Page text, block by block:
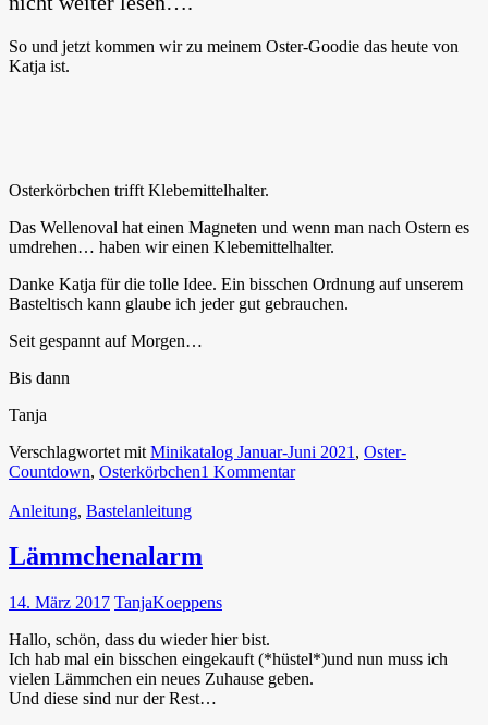
So und jetzt kommen wir zu meinem Oster-Goodie das heute von
Katja ist.
Osterkörbchen trifft Klebemittelhalter.
Das Wellenoval hat einen Magneten und wenn man nach Ostern es
umdrehen… haben wir einen Klebemittelhalter.
Danke Katja für die tolle Idee. Ein bisschen Ordnung auf unserem
Basteltisch kann glaube ich jeder gut gebrauchen.
Seit gespannt auf Morgen…
Bis dann
Tanja
Verschlagwortet mit Minikatalog Januar-Juni 2021 , Oster-
Countdown, Osterkörbchen1 Kommentar
Anleitung, Bastelanleitung
Lämmchenalarm
14. März 2017 TanjaKoeppens
Hallo, schön, dass du wieder hier bist.
Ich hab mal ein bisschen eingekauft (*hüstel*)und nun muss ich
vielen Lämmchen ein neues Zuhause geben.
Und diese sind nur der Rest…